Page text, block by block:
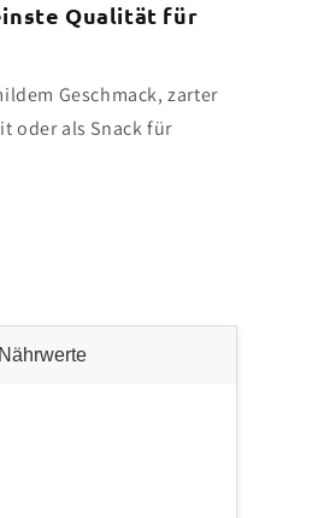
Qualität für
Geschmack, zarter
oder als Snack für
Nährwerte